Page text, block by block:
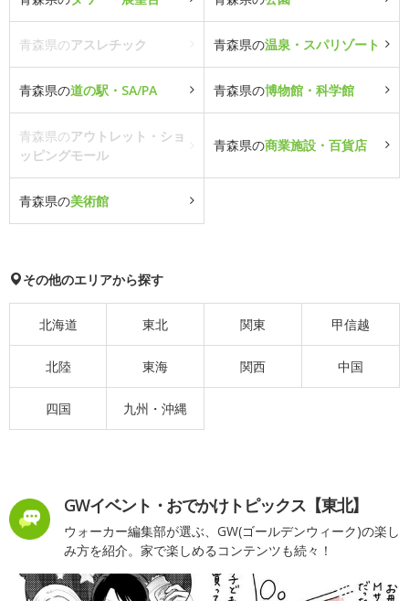
青森県のアスレチック 青森県の温泉・スパリゾート
青森県の道の駅・SA/PA 青森県の博物館・科学館
青森県のアウトレット・ショ
ッピングモール
青森県の商業施設・百貨店
青森県の美術館
その他のエリアから探す
北海道 東北 関東 甲信越
北陸 東海 関西 中国
四国 九州・沖縄
GWイベント・おでかけトピックス【東北】
ウォーカー編集部が選ぶ、GW(ゴールデンウィーク)の楽し
み方を紹介。家で楽しめるコンテンツも続々！